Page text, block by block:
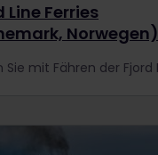
Line Ferries
Norwegen)